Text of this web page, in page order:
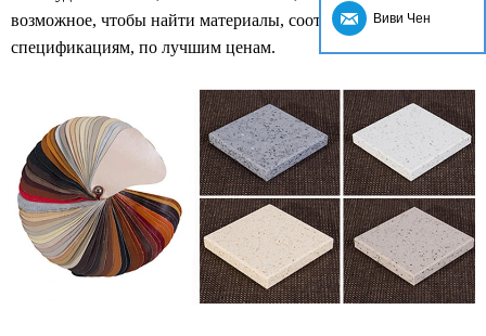
возможное, чтобы найти материалы, соответствующие вашим
спецификациям, по лучшим ценам.
Виви Чен